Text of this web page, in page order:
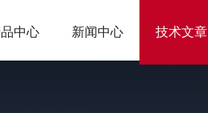
中心 新闻中心 技术文章